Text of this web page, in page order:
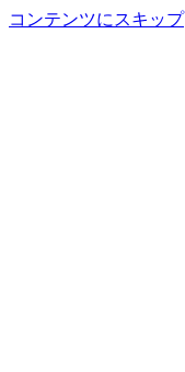
コンテンツにスキップ